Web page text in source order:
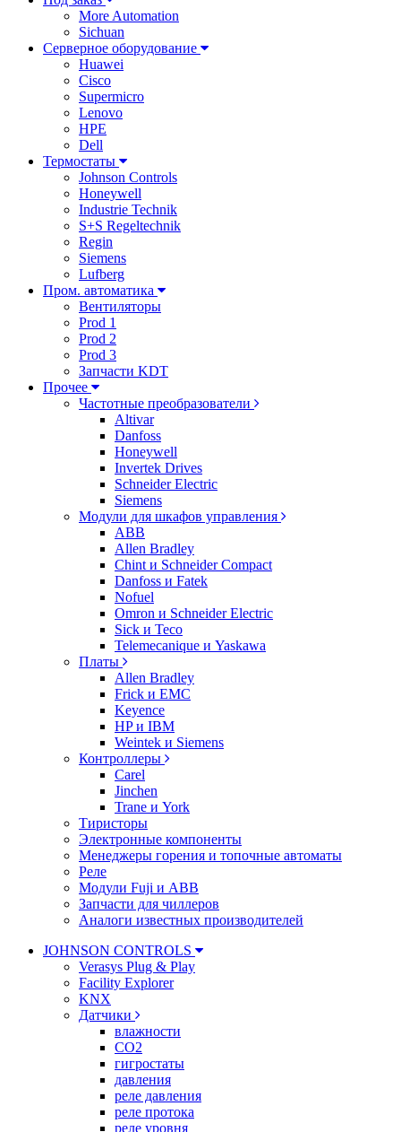
More Automation
Sichuan
Серверное оборудование
Huawei
Cisco
Supermicro
Lenovo
HPE
Dell
Термостаты
Johnson Controls
Honeywell
Industrie Technik
S+S Regeltechnik
Regin
Siemens
Lufberg
Пром. автоматика
Вентиляторы
Prod 1
Prod 2
Prod 3
Запчасти KDT
Прочее
Частотные преобразователи
Altivar
Danfoss
Honeywell
Invertek Drives
Schneider Electric
Siemens
Модули для шкафов управления
ABB
Allen Bradley
Chint и Schneider Compact
Danfoss и Fatek
Nofuel
Omron и Schneider Electric
Sick и Teco
Telemecanique и Yaskawa
Платы
Allen Bradley
Frick и EMC
Keyence
HP и IBM
Weintek и Siemens
Контроллеры
Carel
Jinchen
Trane и York
Тиристоры
Электронные компоненты
Менеджеры горения и топочные автоматы
Реле
Модули Fuji и ABB
Запчасти для чиллеров
Аналоги известных производителей
JOHNSON CONTROLS
Verasys Plug & Play
Facility Explorer
KNX
Датчики
влажности
CO2
гигростаты
давления
реле давления
реле протока
реле уровня